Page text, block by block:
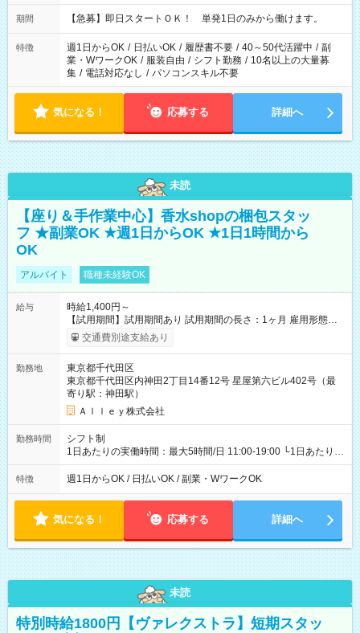
・13：00～22：00 ・22：00～翌6：00 など
期間 【急募】即日スタートＯＫ！ 単発1日のみから働けます。
特徴 週1日からOK / 日払いOK / 履歴書不要 / 40～50代活躍中 / 副
業・WワークOK / 服装自由 / シフト勤務 / 10名以上の大量募
集 / 電話対応なし / パソコンスキル不要
気になる！ 応募する 詳細へ
未読
【座り＆手作業中心】香水shopの梱包スタッ
フ ★副業OK ★週1日からOK ★1日1時間から
OK
アルバイト 職種未経験OK
給与
時給1,400円～
【試用期間】試用期間あり 試用期間の長さ：1ヶ月 雇用形態、
給与は本採用時と同じです。
交通費別途支給あり
勤務地
東京都千代田区
東京都千代田区内神田2丁目14番12号 星屋第六ビル402号（最
寄り駅：神田駅）
Ａｌｌｅｙ株式会社
勤務時間
シフト制
1日あたりの実働時間：最大5時間/日 11:00-19:00 └1日あたりの
実働時間：1-5時間 └上記の時間帯内であれば、いつでも勤務可
能！ └平日・土曜日の中で、お好きな曜日でご勤務いただけま
18:00 などのように、自由な働き方が可能なお仕事です！
特徴 週1日からOK / 日払いOK / 副業・WワークOK
気になる！ 応募する 詳細へ
未読
特別時給1800円【ヴァレクストラ】短期スタッ